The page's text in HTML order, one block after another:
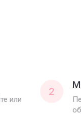
или
2